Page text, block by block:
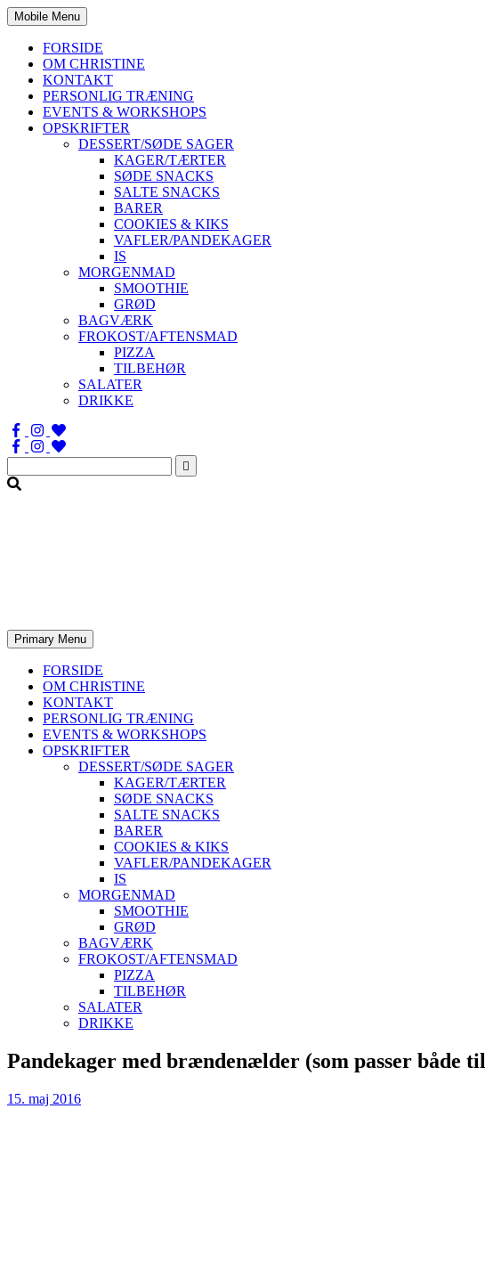
Mobile Menu
FORSIDE
OM CHRISTINE
KONTAKT
PERSONLIG TRÆNING
EVENTS & WORKSHOPS
OPSKRIFTER
DESSERT/SØDE SAGER
KAGER/TÆRTER
SØDE SNACKS
SALTE SNACKS
BARER
COOKIES & KIKS
VAFLER/PANDEKAGER
IS
MORGENMAD
SMOOTHIE
GRØD
BAGVÆRK
FROKOST/AFTENSMAD
PIZZA
TILBEHØR
SALATER
DRIKKE
Søg
efter:
Primary Menu
FORSIDE
OM CHRISTINE
KONTAKT
PERSONLIG TRÆNING
EVENTS & WORKSHOPS
OPSKRIFTER
DESSERT/SØDE SAGER
KAGER/TÆRTER
SØDE SNACKS
SALTE SNACKS
BARER
COOKIES & KIKS
VAFLER/PANDEKAGER
IS
MORGENMAD
SMOOTHIE
GRØD
BAGVÆRK
FROKOST/AFTENSMAD
PIZZA
TILBEHØR
SALATER
DRIKKE
Skip
to
Pandekager med brændenælder (som passer både
15. maj 2016